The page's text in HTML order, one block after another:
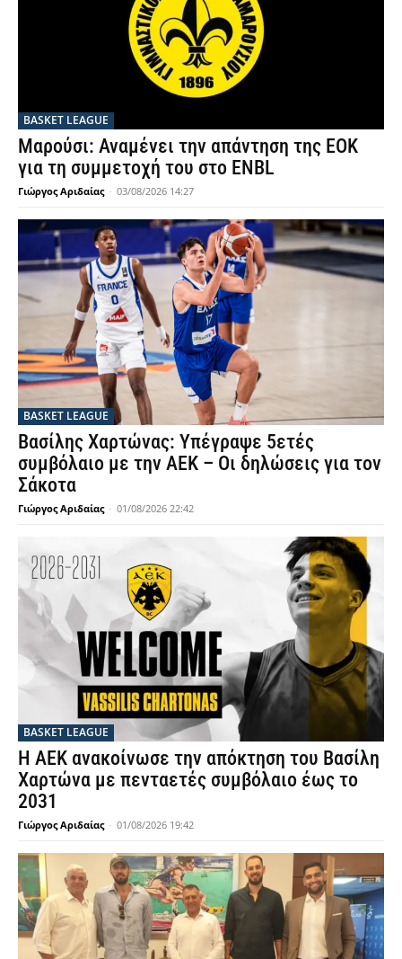
BASKET LEAGUE
Μαρούσι: Αναμένει την απάντηση της ΕΟΚ
για τη συμμετοχή του στο ENBL
Γιώργος Αριδαίας - 03/08/2026 14:27
BASKET LEAGUE
Βασίλης Χαρτώνας: Υπέγραψε 5ετές
συμβόλαιο με την ΑΕΚ – Οι δηλώσεις για τον
Σάκοτα
Γιώργος Αριδαίας - 01/08/2026 22:42
BASKET LEAGUE
Η ΑΕΚ ανακοίνωσε την απόκτηση του Βασίλη
Χαρτώνα με πενταετές συμβόλαιο έως το
2031
Γιώργος Αριδαίας - 01/08/2026 19:42